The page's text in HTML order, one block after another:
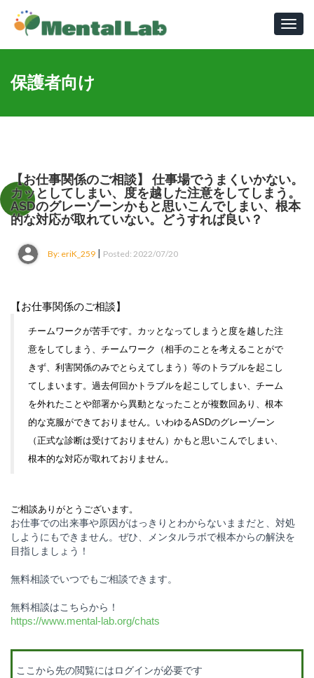
保護者向け
【お仕事関係のご相談】 仕事場でうまくいかない。
カッとしてしまい、度を越した注意をしてしまう。
ASDのグレーゾーンかもと思いこんでしまい、根本
的な対応が取れていない。どうすれば良い？
By: eriK_259 | Posted: 2022/07/20
【お仕事関係のご相談】
チームワークが苦手です。カッとなってしまうと度を越した注
意をしてしまう、チームワーク（相手のことを考えることがで
きず、利害関係のみでとらえてしまう）等のトラブルを起こし
てしまいます。過去何回かトラブルを起こしてしまい、チーム
を外れたことや部署から異動となったことが複数回あり、根本
的な克服ができておりません。いわゆるASDのグレーゾーン
（正式な診断は受けておりません）かもと思いこんでしまい、
根本的な対応が取れておりません。
ご相談ありがとうございます。
お仕事での出来事や原因がはっきりとわからないままだと、対処
しようにもできません。ぜひ、メンタルラボで根本からの解決を
目指しましょう！
無料相談でいつでもご相談できます。
無料相談はこちらから！
https://www.mental-lab.org/chats
ここから先の閲覧にはログインが必要です